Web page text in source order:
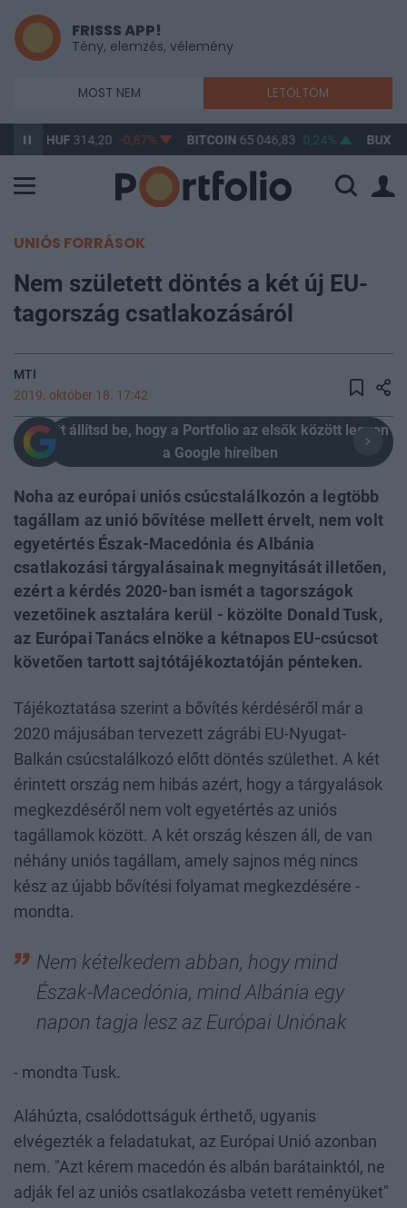
FRISSS APP!
Tény, elemzés, vélemény
MOST NEM LETÖLTÖM
HUF 314,20 -0,87% BITCOIN65 046,83 0,24% BUX 148
UNIÓS FORRÁSOK
Nem született döntés a két új EU-
tagország csatlakozásáról
MTI
2019. október 18. 17:42
Itt állítsd be, hogy a Portfolio az elsők között legyen
a Google híreiben
Noha az európai uniós csúcstalálkozón a legtöbb
tagállam az unió bővítése mellett érvelt, nem volt
egyetértés Észak-Macedónia és Albánia
csatlakozási tárgyalásainak megnyitását illetően,
ezért a kérdés 2020-ban ismét a tagországok
vezetőinek asztalára kerül - közölte Donald Tusk,
az Európai Tanács elnöke a kétnapos EU-csúcsot
követően tartott sajtótájékoztatóján pénteken.
Tájékoztatása szerint a bővítés kérdéséről már a
2020 májusában tervezett zágrábi EU-Nyugat-
Balkán csúcstalálkozó előtt döntés születhet. A két
érintett ország nem hibás azért, hogy a tárgyalások
megkezdéséről nem volt egyetértés az uniós
tagállamok között. A két ország készen áll, de van
néhány uniós tagállam, amely sajnos még nincs
kész az újabb bővítési folyamat megkezdésére -
mondta.
Nem kételkedem abban, hogy mind
Észak-Macedónia, mind Albánia egy
napon tagja lesz az Európai Uniónak
- mondta Tusk.
Aláhúzta, csalódottságuk érthető, ugyanis
elvégezték a feladatukat, az Európai Unió azonban
nem. "Azt kérem macedón és albán barátainktól, ne
adják fel az uniós csatlakozásba vetett reményüket"